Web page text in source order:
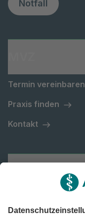
Notfall
Termin vereinbaren
Praxis finden
Kontakt